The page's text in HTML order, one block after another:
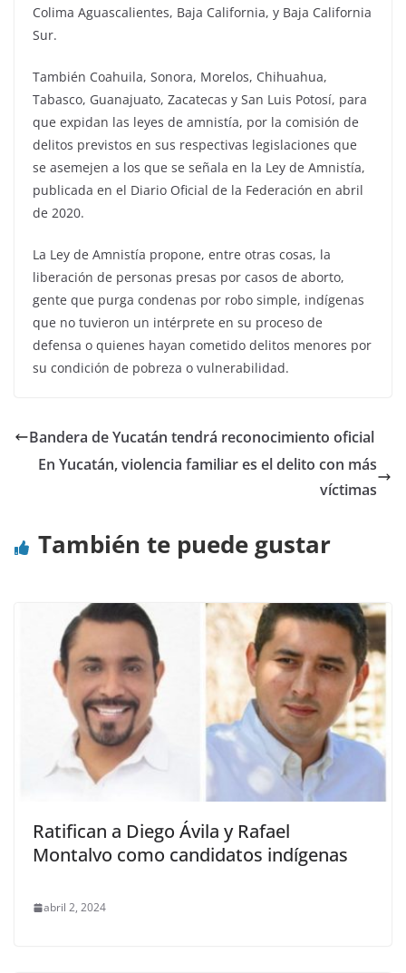
Colima Aguascalientes, Baja California, y Baja California
Sur.
También Coahuila, Sonora, Morelos, Chihuahua,
Tabasco, Guanajuato, Zacatecas y San Luis Potosí, para
que expidan las leyes de amnistía, por la comisión de
delitos previstos en sus respectivas legislaciones que
se asemejen a los que se señala en la Ley de Amnistía,
publicada en el Diario Oficial de la Federación en abril
de 2020.
La Ley de Amnistía propone, entre otras cosas, la
liberación de personas presas por casos de aborto,
gente que purga condenas por robo simple, indígenas
que no tuvieron un intérprete en su proceso de
defensa o quienes hayan cometido delitos menores por
su condición de pobreza o vulnerabilidad.
Bandera de Yucatán tendrá reconocimiento oficial
En Yucatán, violencia familiar es el delito con más
víctimas
También te puede gustar
Ratifican a Diego Ávila y Rafael
Montalvo como candidatos indígenas
abril 2, 2024